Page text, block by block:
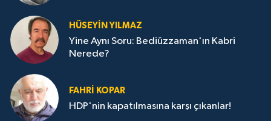
HÜSEYIN YILMAZ
Yine Aynı Soru: Bediüzzaman'ın Kabri
Nerede?
FAHRI KOPAR
HDP'nin kapatılmasına karşı çıkanlar!